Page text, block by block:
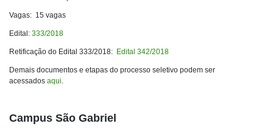
Vagas: 15 vagas
Edital: 333/2018
Retificação do Edital 333/2018: Edital 342/2018
Demais documentos e etapas do processo seletivo podem ser
acessados aqui.
Campus São Gabriel